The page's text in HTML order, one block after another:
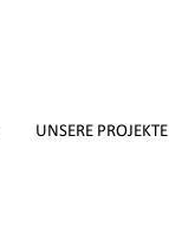
UNSERE PROJEKTE